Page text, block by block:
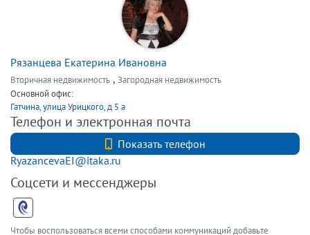
Рязанцева Екатерина Ивановна
Вторичная недвижимость , Загородная недвижимость
Основной офис:
Гатчина, улица Урицкого, д 5 а
Телефон и электронная почта
Показать телефон
RyazancevaEI@itaka.ru
Соцсети и мессенджеры
Чтобы воспользоваться всеми способами коммуникаций добавьте